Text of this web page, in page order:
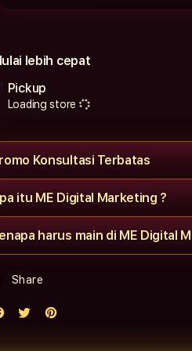
lebih cepat
Pickup
Loading store
Konsultasi Terbatas
itu ME Digital Marketing ?
harus main di ME Digital
Share